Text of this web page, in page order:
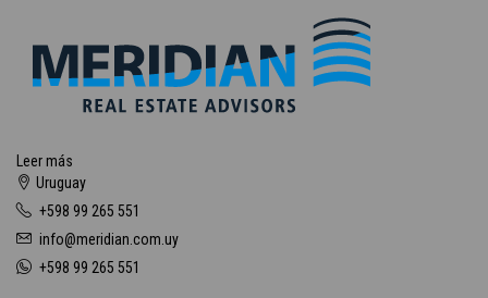
Leer más
Uruguay
+598 99 265 551
info@meridian.com.uy
+598 99 265 551